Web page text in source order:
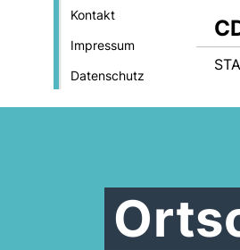
Kontakt
Impressum
Datenschutz